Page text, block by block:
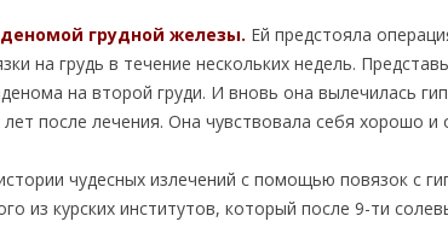
грудной железы. Ей предстояла
на грудь в течение нескольких недель.
на второй груди. И вновь она вылечилась
после лечения. Она чувствовала себя хорошо
чудесных излечений с помощью повязок с
из курских институтов, который после 9-ти